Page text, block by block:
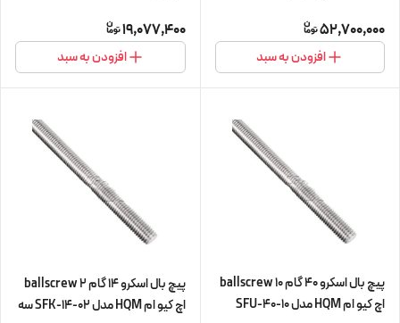
وارداتی)
52,700,000
افزودن به سبد
سی)
19,077,400
افزودن به سبد
پیچ بال اسکرو 40 گام 10 ballscrew
اچ کیو ام HQM مدل SFU-40-10
پیچ بال اسکرو 14 گام 2 ballscrew
اچ کیو ام HQM مدل SFK-14-02 سه